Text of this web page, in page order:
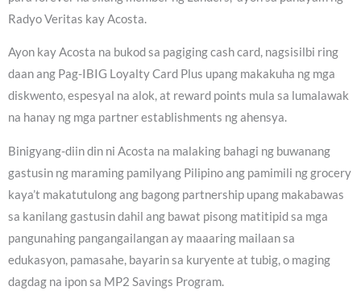
Radyo Veritas kay Acosta.
Ayon kay Acosta na bukod sa pagiging cash card, nagsisilbi ring
daan ang Pag-IBIG Loyalty Card Plus upang makakuha ng mga
diskwento, espesyal na alok, at reward points mula sa lumalawak
na hanay ng mga partner establishments ng ahensya.
Binigyang-diin din ni Acosta na malaking bahagi ng buwanang
gastusin ng maraming pamilyang Pilipino ang pamimili ng grocery
kaya’t makatutulong ang bagong partnership upang makabawas
sa kanilang gastusin dahil ang bawat pisong matitipid sa mga
pangunahing pangangailangan ay maaaring mailaan sa
edukasyon, pamasahe, bayarin sa kuryente at tubig, o maging
dagdag na ipon sa MP2 Savings Program.